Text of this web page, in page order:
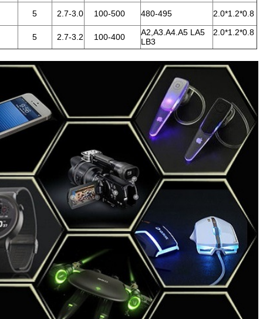
5 2.7-3.0 100-500 480-495 2.0*1.2*0.8
5 2.7-3.2 100-400
A2,A3.A4.A5 LA5
LB3
2.0*1.2*0.8